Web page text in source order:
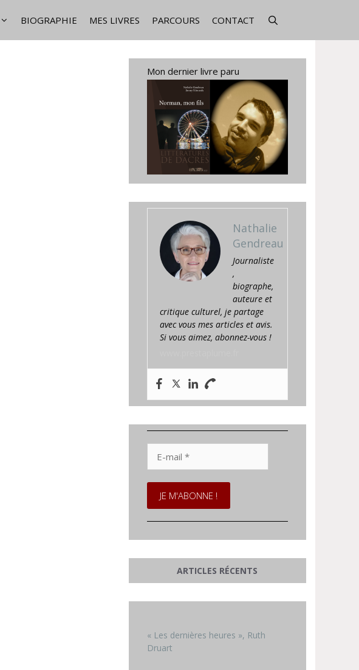
BIOGRAPHIE MES LIVRES PARCOURS CONTACT
Mon dernier livre paru
Nathalie
Gendreau
Journaliste
,
biographe,
auteure et
critique culturel, je partage
avec vous mes articles et avis.
Si vous aimez, abonnez-vous !
mail
*
ARTICLES RÉCENTS
« Les dernières heures », Ruth
Druart